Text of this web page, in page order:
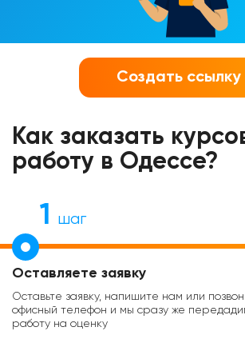
Создать ссылку
Как заказать
работу в Одессе?
1 шаг
Оставляете заявку
Оставьте заявку, напишите нам или
офисный телефон и мы сразу же
работу на оценку